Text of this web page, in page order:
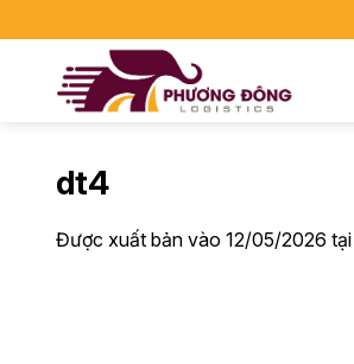
qua
dt4
Được xuất bản vào 12/05/2026 tại